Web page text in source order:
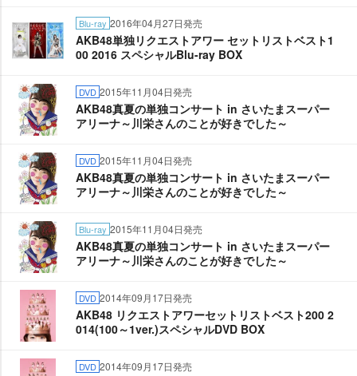
Blu-ray 2016年04月27日発売
AKB48単独リクエストアワー セットリストベスト1
00 2016 スペシャルBlu-ray BOX
DVD 2015年11月04日発売
AKB48真夏の単独コンサート in さいたまスーパー
アリーナ～川栄さんのことが好きでした～
DVD 2015年11月04日発売
AKB48真夏の単独コンサート in さいたまスーパー
アリーナ～川栄さんのことが好きでした～
Blu-ray 2015年11月04日発売
AKB48真夏の単独コンサート in さいたまスーパー
アリーナ～川栄さんのことが好きでした～
DVD 2014年09月17日発売
AKB48 リクエストアワーセットリストベスト200 2
014(100～1ver.)スペシャルDVD BOX
DVD 2014年09月17日発売